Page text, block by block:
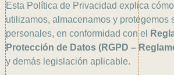
Esta Política de Privacidad explica
utilizamos, almacenamos y protegemos
personales, en conformidad con el
Protección de Datos (RGPD –
y demás legislación aplicable.